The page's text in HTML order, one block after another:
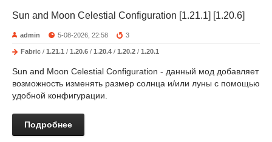
Sun and Moon Celestial Configuration [1.21.1] [1.20.6]
admin 5-08-2026, 22:58 3
Fabric / 1.21.1 / 1.20.6 / 1.20.4 / 1.20.2 / 1.20.1
Sun and Moon Celestial Configuration - данный мод добавляет
возможность изменять размер солнца и/или луны с помощью
удобной конфигурации.
Подробнее